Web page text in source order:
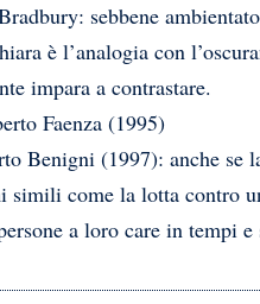
sebbene
è l’analogia con
impara a contrastare.
Faenza (1995)
Benigni (1997): anche se
simili come la lotta contro
a loro care in tempi